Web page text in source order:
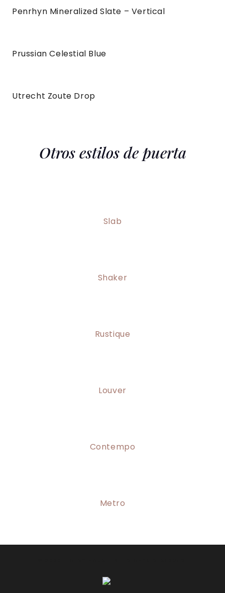
Penrhyn Mineralized Slate – Vertical
Prussian Celestial Blue
Utrecht Zoute Drop
Otros estilos de puerta
Slab
Shaker
Rustique
Louver
Contempo
Metro